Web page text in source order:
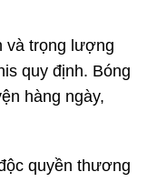
và trọng lượng
quy định. Bóng
hàng ngày,
quyền thương